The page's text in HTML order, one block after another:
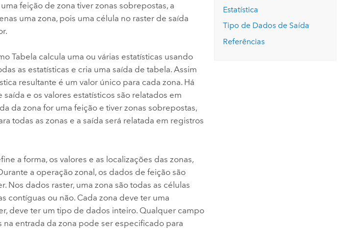
feição de zona tiver zonas sobrepostas, a
uma zona, pois uma célula no raster de saída
Tabela calcula uma ou várias estatísticas usando
as estatísticas e cria uma saída de tabela. Assim
resultante é um valor único para cada zona. Há
e os valores estatísticos são relatados em
da zona for uma feição e tiver zonas sobrepostas,
todas as zonas e a saída será relatada em registros
a forma, os valores e as localizações das zonas,
a operação zonal, os dados de feição são
Nos dados raster, uma zona são todas as células
contíguas ou não. Cada zona deve ter uma
deve ter um tipo de dados inteiro. Qualquer campo
entrada da zona pode ser especificado para
Estatística
Tipo de Dados de Saída
Referências